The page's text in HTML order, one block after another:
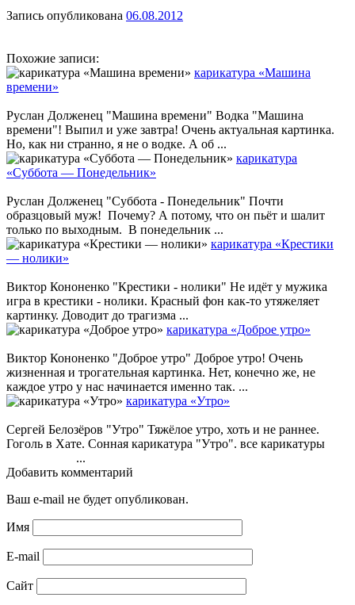
Запись опубликована 06.08.2012
Похожие записи:
карикатура «Машина
времени»
Руслан Долженец "Машина времени" Водка "Машина
времени"! Выпил и уже завтра! Очень актуальная картинка.
Но, как ни странно, я не о водке. А об ...
карикатура
«Суббота — Понедельник»
Руслан Долженец "Суббота - Понедельник" Почти
образцовый муж! Почему? А потому, что он пьёт и шалит
только по выходным. В понедельник ...
карикатура «Крестики
— нолики»
Виктор Кононенко "Крестики - нолики" Не идёт у мужика
игра в крестики - нолики. Красный фон как-то утяжеляет
картинку. Доводит до трагизма ...
карикатура «Доброе утро»
Виктор Кононенко "Доброе утро" Доброе утро! Очень
жизненная и трогательная картинка. Нет, конечно же, не
каждое утро у нас начинается именно так. ...
карикатура «Утро»
Сергей Белозёров "Утро" Тяжёлое утро, хоть и не раннее.
Гоголь в Хате. Сонная карикатура "Утро". все карикатуры
...
Добавить комментарий
Ваш e-mail не будет опубликован.
Имя
E-mail
Сайт